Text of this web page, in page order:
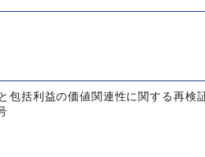
包括利益の価値関連性に関する再